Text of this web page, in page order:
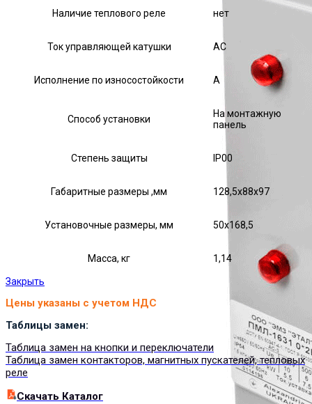
Наличие теплового реле нет
Ток управляющей катушки АС
Исполнение по износостойкости А
Способ установки
На монтажную
панель
Степень защиты IP00
Габаритные размеры ,мм 128,5х88х97
Установочные размеры, мм 50х168,5
Масса, кг 1,14
Закрыть
Цены указаны с учетом НДС
Таблицы замен:
Таблица замен на кнопки и переключатели
Таблица замен контакторов, магнитных пускателей, тепловых
реле
Cкачать Каталог